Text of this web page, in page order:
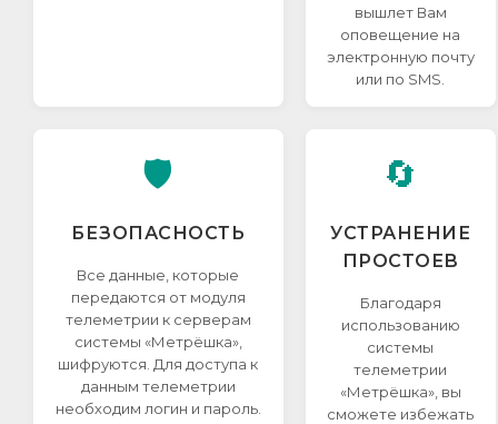
вышлет Вам
оповещение на
электронную почту
или по SMS.
🛡️
БЕЗОПАСНОСТЬ
Все данные, которые
передаются от модуля
телеметрии к серверам
системы «Метрёшка»,
шифруются. Для доступа к
данным телеметрии
необходим логин и пароль.
🔄
УСТРАНЕНИЕ
ПРОСТОЕВ
Благодаря
использованию
системы
телеметрии
«Метрёшка», вы
сможете избежать